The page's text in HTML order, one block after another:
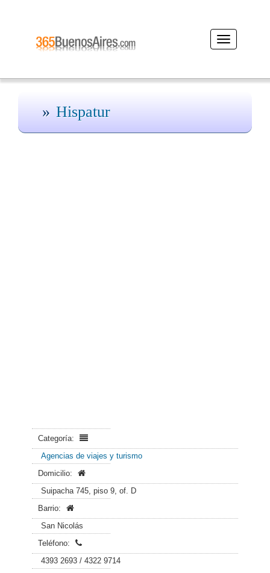
Desplegar
navegación
Hispatur
Categoría:
Agencias de viajes y turismo
Domicilio:
Suipacha 745, piso 9, of. D
Barrio:
San Nicolás
Teléfono:
4393 2693 / 4322 9714